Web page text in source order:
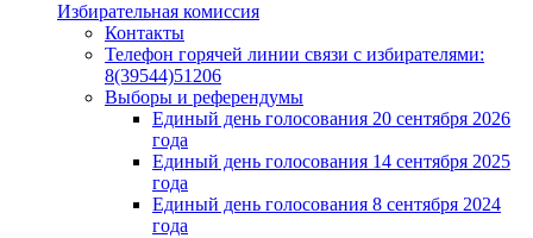
Избирательная комиссия
Контакты
Телефон горячей линии связи с избирателями:
8(39544)51206
Выборы и референдумы
Единый день голосования 20 сентября 2026
года
Единый день голосования 14 сентября 2025
года
Единый день голосования 8 сентября 2024
года